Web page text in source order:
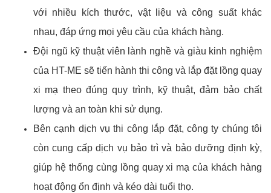
với nhiều kích thước, vật liệu và công suất khác
nhau, đáp ứng mọi yêu cầu của khách hàng.
Đội ngũ kỹ thuật viên lành nghề và giàu kinh nghiệm
của HT-ME sẽ tiến hành thi công và lắp đặt lồng quay
xi mạ theo đúng quy trình, kỹ thuật, đảm bảo chất
lượng và an toàn khi sử dụng.
Bên cạnh dịch vụ thi công lắp đặt, công ty chúng tôi
còn cung cấp dịch vụ bảo trì và bảo dưỡng định kỳ,
giúp hệ thống cùng lồng quay xi mạ của khách hàng
hoạt động ổn định và kéo dài tuổi thọ.